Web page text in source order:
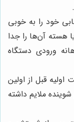
خود را به خوبی
هسته آن‌ها را جدا
ورودی دستگاه
اولیه قبل از اولین
ملایم داشته